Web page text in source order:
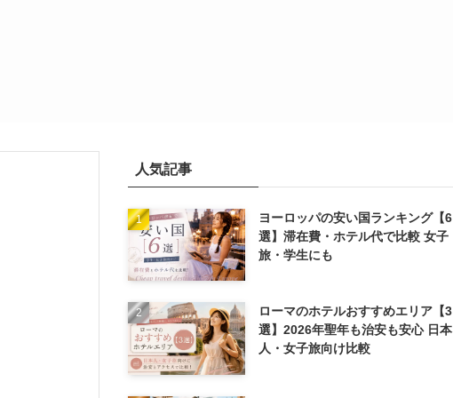
人気記事
ヨーロッパの安い国ランキング【6
選】滞在費・ホテル代で比較 女子
旅・学生にも
ローマのホテルおすすめエリア【3
選】2026年聖年も治安も安心 日本
人・女子旅向け比較